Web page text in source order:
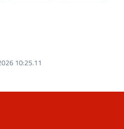
10:25.11